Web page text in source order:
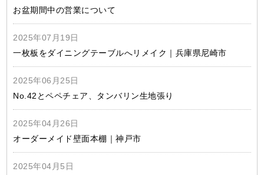
お盆期間中の営業について
2025年07月19日
一枚板をダイニングテーブルへリメイク｜兵庫県尼崎市
2025年06月25日
No.42とペペチェア、タンバリン生地張り
2025年04月26日
オーダーメイド壁面本棚｜神戸市
2025年04月5日